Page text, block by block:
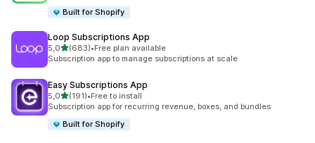
Built for Shopify
Loop Subscriptions App
5,0z 5 hvězd
(683)
Celkový počet recenzí: 683
•Free plan available
Subscription app to manage subscriptions at scale
Easy Subscriptions App
5,0z 5 hvězd
(191)
Celkový počet recenzí: 191
•Free to install
Subscription app for recurring revenue, boxes, and bundles
Built for Shopify